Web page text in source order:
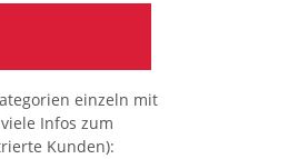
einzeln mit
Infos zum
Kunden):